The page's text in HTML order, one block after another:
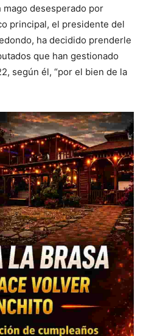
mago desesperado por
principal, el presidente del
ha decidido prenderle
que han gestionado
según él, “por el bien de la